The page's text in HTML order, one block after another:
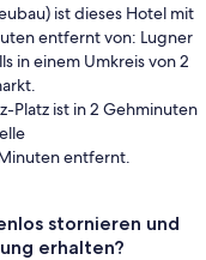
ist dieses Hotel mit
entfernt von: Lugner
in einem Umkreis von 2
Platz ist in 2 Gehminuten
entfernt.
stornieren und
erhalten?